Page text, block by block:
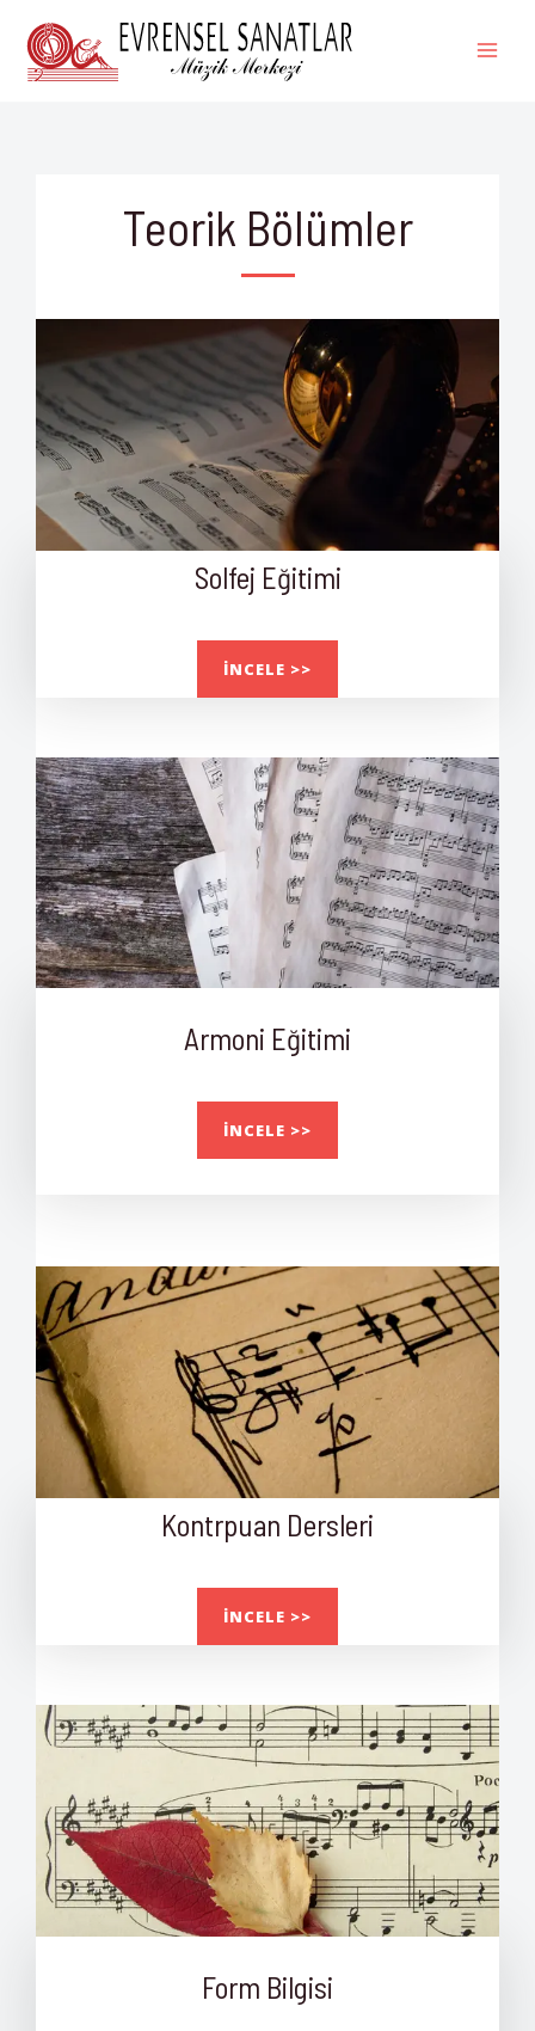
Teorik Bölümler
Solfej Eğitimi
İNCELE >>
Armoni Eğitimi
İNCELE >>
Kontrpuan Dersleri
İNCELE >>
Form Bilgisi